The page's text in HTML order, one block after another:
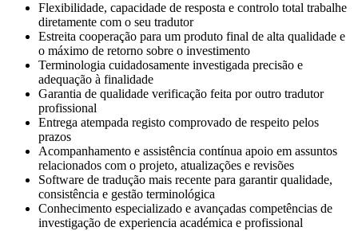
Flexibilidade, capacidade de resposta e controlo total trabalhe
diretamente com o seu tradutor
Estreita cooperação para um produto final de alta qualidade e
o máximo de retorno sobre o investimento
Terminologia cuidadosamente investigada precisão e
adequação à finalidade
Garantia de qualidade verificação feita por outro tradutor
profissional
Entrega atempada registo comprovado de respeito pelos
prazos
Acompanhamento e assistência contínua apoio em assuntos
relacionados com o projeto, atualizações e revisões
Software de tradução mais recente para garantir qualidade,
consistência e gestão terminológica
Conhecimento especializado e avançadas competências de
investigação de experiencia académica e profissional